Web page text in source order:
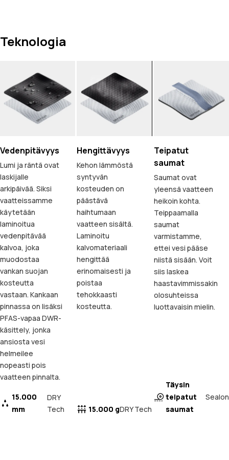
Teknologia
Vedenpitävyys
Lumi ja räntä ovat
laskijalle
arkipäivää. Siksi
vaatteissamme
käytetään
laminoitua
vedenpitävää
kalvoa, joka
muodostaa
vankan suojan
kosteutta
vastaan. Kankaan
pinnassa on lisäksi
PFAS-vapaa DWR-
käsittely, jonka
ansiosta vesi
helmeilee
nopeasti pois
vaatteen pinnalta.
15.000
mm
DRY
Tech
Hengittävyys
Kehon lämmöstä
syntyvän
kosteuden on
päästävä
haihtumaan
vaatteen sisältä.
Laminoitu
kalvomateriaali
hengittää
erinomaisesti ja
poistaa
tehokkaasti
kosteutta.
15.000 gDRY Tech
Teipatut
saumat
Saumat ovat
yleensä vaatteen
heikoin kohta.
Teippaamalla
saumat
varmistamme,
ettei vesi pääse
niistä sisään. Voit
siis laskea
haastavimmissakin
olosuhteissa
luottavaisin mielin.
Täysin
teipatut
saumat
Sealon